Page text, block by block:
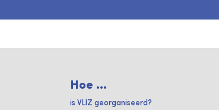
Hoe ...
is VLIZ georganiseerd?